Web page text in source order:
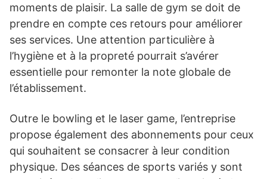
moments de plaisir. La salle de gym se doit de
prendre en compte ces retours pour améliorer
ses services. Une attention particulière à
l’hygiène et à la propreté pourrait s’avérer
essentielle pour remonter la note globale de
l’établissement.
Outre le bowling et le laser game, l’entreprise
propose également des abonnements pour ceux
qui souhaitent se consacrer à leur condition
physique. Des séances de sports variés y sont